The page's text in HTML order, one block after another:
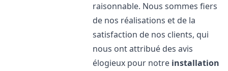
raisonnable. Nous sommes fiers
de nos réalisations et de la
satisfaction de nos clients, qui
nous ont attribué des avis
élogieux pour notre installation